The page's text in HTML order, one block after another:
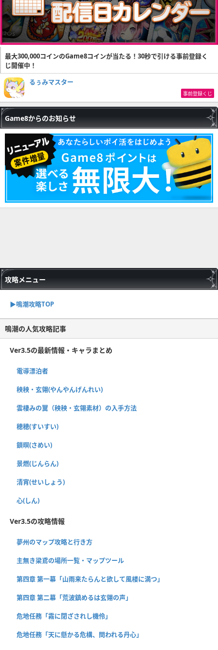
最大300,000コインのGame8コインが当たる！30秒で引ける事前登録く
じ開催中！
るぅみマスター
事前登録くじ
Game8からのお知らせ
攻略メニュー
▶︎鳴潮攻略TOP
鳴潮の人気攻略記事
Ver3.5の最新情報・キャラまとめ
電導漂泊者
秧秧・玄翎(やんやんげんれい)
雲棲みの翼（秧秧・玄翎素材）の入手方法
穂穂(すいすい)
鎖暝(さめい)
景燃(じんらん)
清宵(せいしょう)
心(しん)
Ver3.5の攻略情報
夢州のマップ攻略と行き方
主無き梁鳶の場所一覧・マップツール
第四章 第一幕「山雨来たらんと欲して風楼に満つ」
第四章 第二幕「荒波鎮めるは玄翎の声」
危地任務「霧に閉ざされし機伶」
危地任務「天に懸かる危構、問われる丹心」